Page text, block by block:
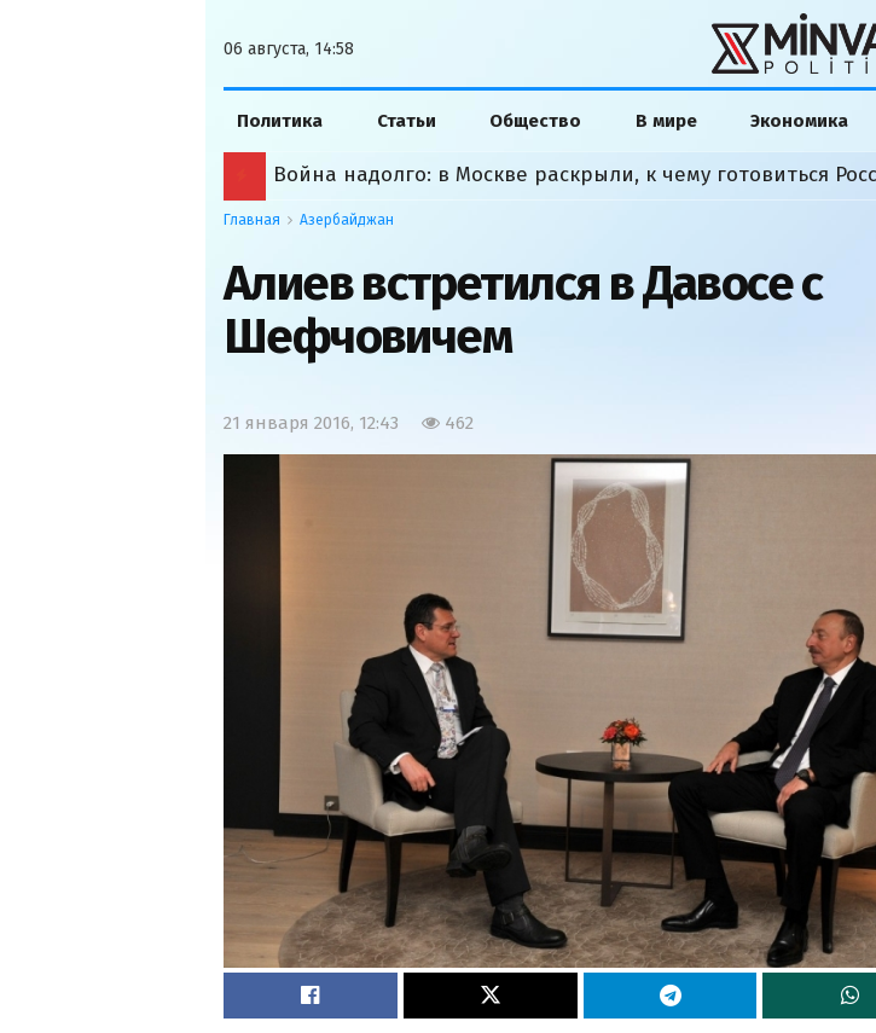
06 августа, 14:58
Политика Статьи Общество В мире Экономика
Война надолго: в Москве раскрыли, к чему готовиться
Главная Азербайджан
Алиев встретился в Давосе с
Шефчовичем
21 января 2016, 12:43 462